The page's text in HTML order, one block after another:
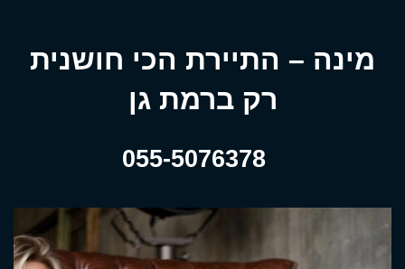
מינה – התיירת הכי חושנית
רק ברמת גן
055-5076378